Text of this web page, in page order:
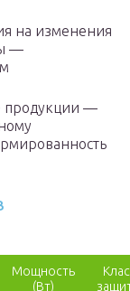
на изменения
—
продукции —
Мощность
(Вт)